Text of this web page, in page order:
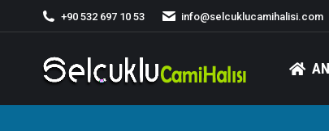
+90 532 697 10 53 info@selcuklucamihalisi.com